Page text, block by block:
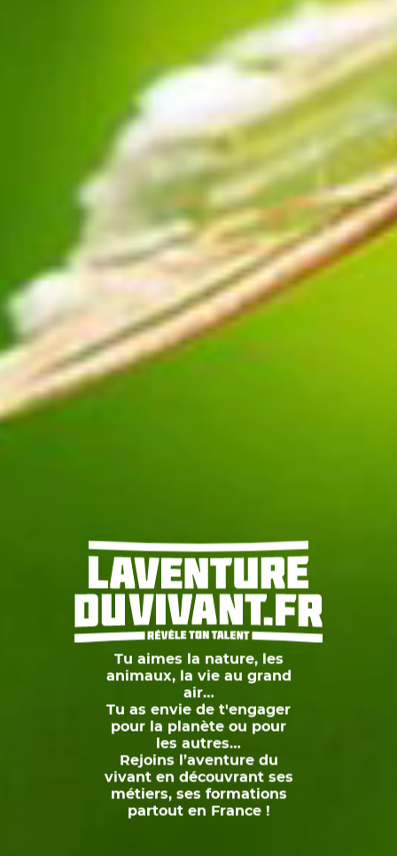
Les établissements près de chez moi
Les journées portes ouvertes
Tu aimes la nature, les
animaux, la vie au grand
air…
Tu as envie de t'engager
pour la planète ou pour
les autres…
Rejoins l’aventure du
vivant en découvrant ses
métiers, ses formations
partout en France !